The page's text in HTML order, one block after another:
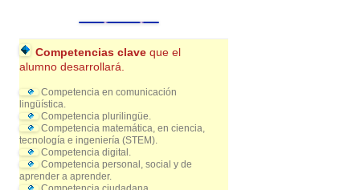
Competencias clave que el
alumno desarrollará.
Competencia en comunicación
lingüística.
Competencia plurilingüe.
Competencia matemática, en ciencia,
tecnología e ingeniería (STEM).
Competencia digital.
Competencia personal, social y de
aprender a aprender.